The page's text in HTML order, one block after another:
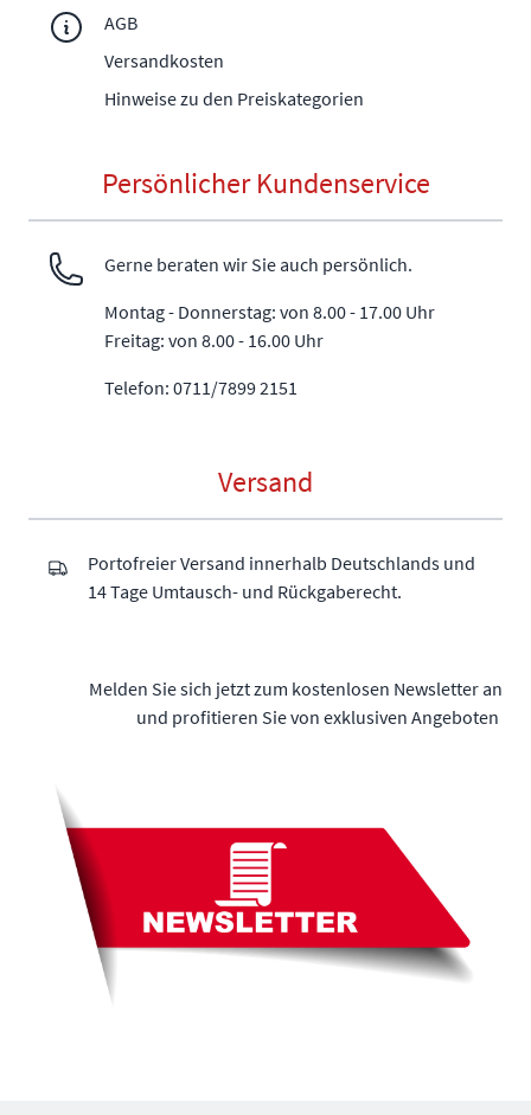
AGB
Versandkosten
Hinweise zu den Preiskategorien
Persönlicher Kundenservice
Gerne beraten wir Sie auch persönlich.
Montag - Donnerstag: von 8.00 - 17.00 Uhr
Freitag: von 8.00 - 16.00 Uhr
Telefon: 0711/7899 2151
Versand
Portofreier Versand innerhalb Deutschlands und
14 Tage Umtausch- und Rückgaberecht.
Melden Sie sich jetzt zum kostenlosen Newsletter an
und profitieren Sie von exklusiven Angeboten